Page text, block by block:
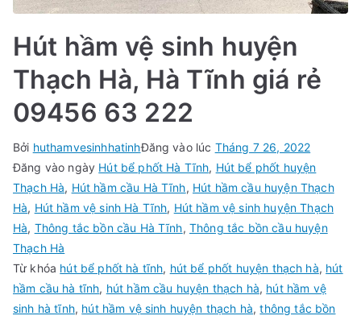
Hút hầm vệ sinh huyện
Thạch Hà, Hà Tĩnh giá rẻ
09456 63 222
Bởi huthamvesinhhatinhĐăng vào lúc Tháng 7 26, 2022
Đăng vào ngày Hút bể phốt Hà Tĩnh, Hút bể phốt huyện
Thạch Hà, Hút hầm cầu Hà Tĩnh, Hút hầm cầu huyện Thạch
Hà, Hút hầm vệ sinh Hà Tĩnh, Hút hầm vệ sinh huyện Thạch
Hà, Thông tắc bồn cầu Hà Tĩnh, Thông tắc bồn cầu huyện
Thạch Hà
Từ khóa hút bể phốt hà tĩnh, hút bể phốt huyện thạch hà, hút
hầm cầu hà tĩnh, hút hầm cầu huyện thạch hà, hút hầm vệ
sinh hà tĩnh, hút hầm vệ sinh huyện thạch hà,thông tắc bồn